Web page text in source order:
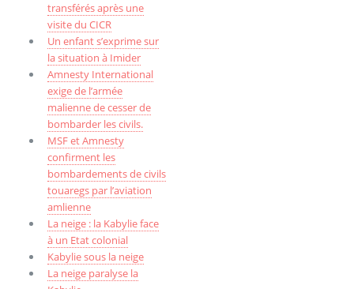
transférés après une
visite du CICR
Un enfant s’exprime sur
la situation à Imider
Amnesty International
exige de l’armée
malienne de cesser de
bombarder les civils.
MSF et Amnesty
confirment les
bombardements de civils
touaregs par l’aviation
amlienne
La neige : la Kabylie face
à un Etat colonial
Kabylie sous la neige
La neige paralyse la